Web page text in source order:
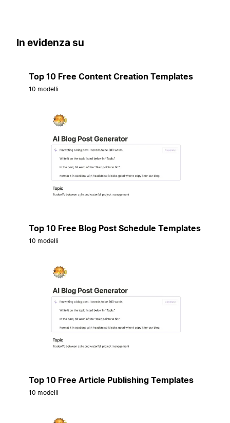
In evidenza su
Top 10 Free Content Creation Templates
10 modelli
Top 10 Free Blog Post Schedule Templates
10 modelli
Top 10 Free Article Publishing Templates
10 modelli